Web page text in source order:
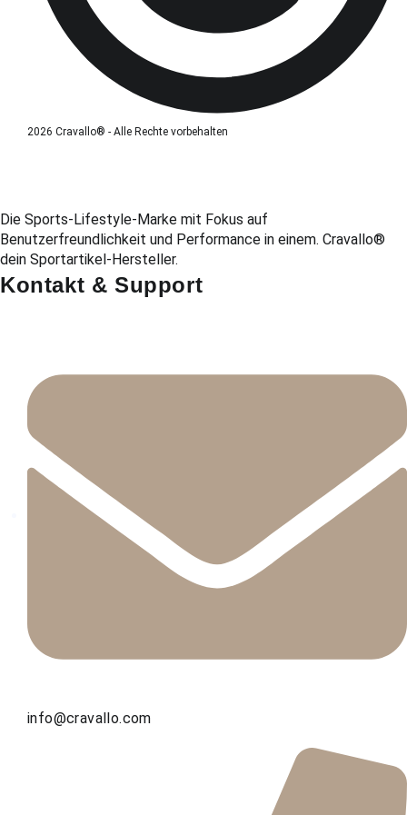
2026 Cravallo® - Alle Rechte vorbehalten
Die Sports-Lifestyle-Marke mit Fokus auf
Benutzerfreundlichkeit und Performance in einem. Cravallo®
dein Sportartikel-Hersteller.
Kontakt & Support
info@cravallo.com